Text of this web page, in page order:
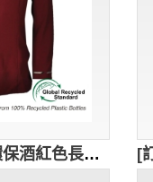
[訂製RPET再生環保酒紅色長袖制服]｜小企領設計｜可訂製酒店logo｜GRS認證環保回收紗｜可持續發展｜酒店員工工作服｜HL068